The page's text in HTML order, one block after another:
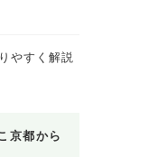
やすく解説
京都から